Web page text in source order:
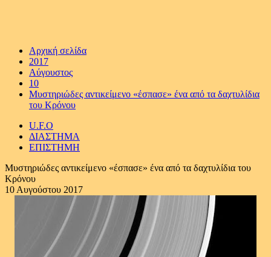
Αρχική σελίδα
2017
Αύγουστος
10
Μυστηριώδες αντικείμενο «έσπασε» ένα από τα δαχτυλίδια
του Κρόνου
U.F.O
ΔΙΑΣΤΗΜΑ
ΕΠΙΣΤΗΜΗ
Μυστηριώδες αντικείμενο «έσπασε» ένα από τα δαχτυλίδια του
Κρόνου
10 Αυγούστου 2017